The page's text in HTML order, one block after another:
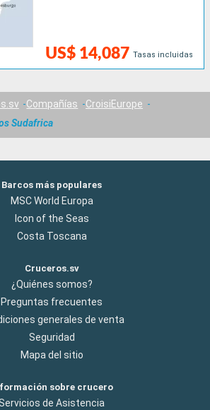
US$ 14,087 Tasas incluidas
Compañías
CroisiEurope
Sudafrica
Barcos más populares
MSC World Europa
Icon of the Seas
Costa Toscana
Cruceros.sv
¿Quiénes somos?
Preguntas frecuentes
generales de venta
Seguridad
Mapa del sitio
sobre crucero
de Asistencia